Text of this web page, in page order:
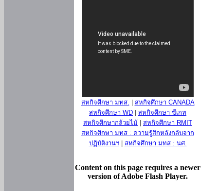
สหกิจศึกษา มทส.
สหกิจศึกษา CANADA
สหกิจศึกษา WD
สหกิจศึกษา ซีเกท
สหกิจศึกษากล้วยไม้
สหกิจศึกษา RMIT
สหกิจศึกษา มทส : ความรู้สึกหลังกลับจาก
ปฏิบัติงานฯ| สหกิจศึกษา มทส : นศ.
Content on this page requires a newer
version of Adobe Flash Player.